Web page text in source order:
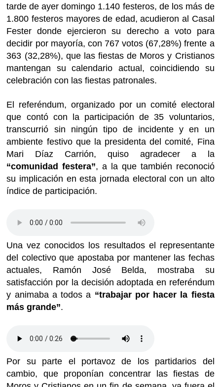
tarde de ayer domingo 1.140 festeros, de los más de
1.800 festeros mayores de edad, acudieron al Casal
Fester donde ejercieron su derecho a voto para
decidir por mayoría, con 767 votos (67,28%) frente a
363 (32,28%), que las fiestas de Moros y Cristianos
mantengan su calendario actual, coincidiendo su
celebración con las fiestas patronales.
El referéndum, organizado por un comité electoral
que contó con la participación de 35 voluntarios,
transcurrió sin ningún tipo de incidente y en un
ambiente festivo que la presidenta del comité, Fina
Mari Díaz Carrión, quiso agradecer a la
“comunidad festera”, a la que también reconoció
su implicación en esta jornada electoral con un alto
índice de participación.
Una vez conocidos los resultados el representante
del colectivo que apostaba por mantener las fechas
actuales, Ramón José Belda, mostraba su
satisfacción por la decisión adoptada en referéndum
y animaba a todos a “trabajar por hacer la fiesta
más grande”.
Por su parte el portavoz de los partidarios del
cambio, que proponían concentrar las fiestas de